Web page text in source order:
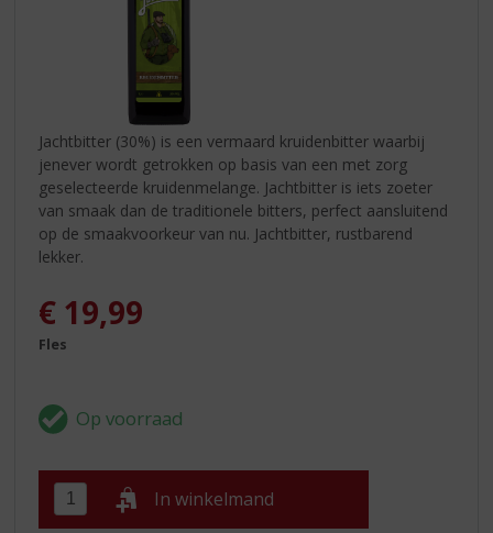
Jachtbitter (30%) is een vermaard kruidenbitter waarbij
jenever wordt getrokken op basis van een met zorg
geselecteerde kruidenmelange. Jachtbitter is iets zoeter
van smaak dan de traditionele bitters, perfect aansluitend
op de smaakvoorkeur van nu. Jachtbitter, rustbarend
lekker.
€ 19,99
Fles
In winkelmand